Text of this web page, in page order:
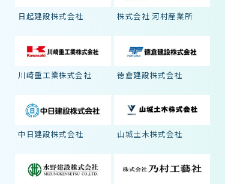
日起建設株式会社 株式会社 河村産業所
川崎重工業株式会社 徳倉建設株式会社
中日建設株式会社 山城土木株式会社